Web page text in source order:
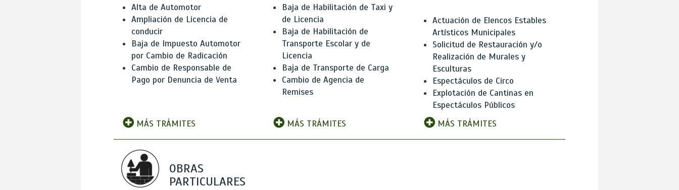
Alta de Automotor
Ampliación de Licencia de
conducir
Baja de Impuesto Automotor
por Cambio de Radicación
Cambio de Responsable de
Pago por Denuncia de Venta
MÁS TRÁMITES
Baja de Habilitación de Taxi y
de Licencia
Baja de Habilitación de
Transporte Escolar y de
Licencia
Baja de Transporte de Carga
Cambio de Agencia de
Remises
MÁS TRÁMITES
Actuación de Elencos Estables
Artísticos Municipales
Solicitud de Restauración y/o
Realización de Murales y
Esculturas
Espectáculos de Circo
Explotación de Cantinas en
Espectáculos Públicos
MÁS TRÁMITES
OBRAS
PARTICULARES